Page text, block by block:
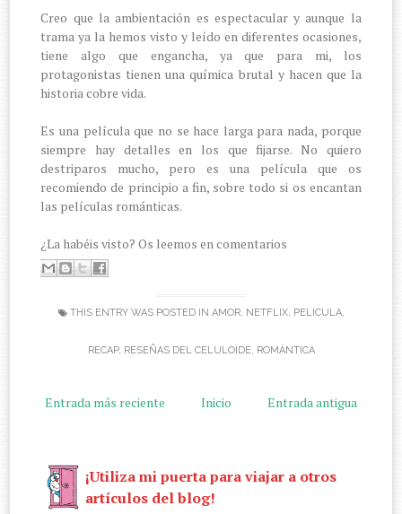
Creo que la ambientación es espectacular y aunque la
trama ya la hemos visto y leído en diferentes ocasiones,
tiene algo que engancha, ya que para mi, los
protagonistas tienen una química brutal y hacen que la
historia cobre vida.
Es una película que no se hace larga para nada, porque
siempre hay detalles en los que fijarse. No quiero
destriparos mucho, pero es una película que os
recomiendo de principio a fin, sobre todo si os encantan
las películas románticas.
¿La habéis visto? Os leemos en comentarios
THIS ENTRY WAS POSTED IN AMOR, NETFLIX, PELICULA,
RECAP, RESEÑAS DEL CELULOIDE, ROMÁNTICA
Entrada más reciente Entrada antigua
Inicio
¡Utiliza mi puerta para viajar a otros
artículos del blog!